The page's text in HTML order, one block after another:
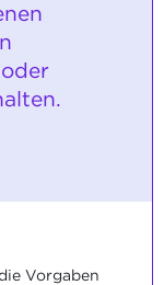
Vorgaben